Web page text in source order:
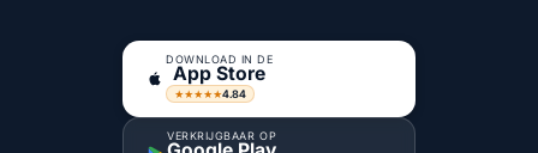
DOWNLOAD IN DE
App Store
★★★★★4.84
VERKRIJGBAAR OP